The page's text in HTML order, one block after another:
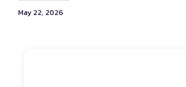
May 22, 2026